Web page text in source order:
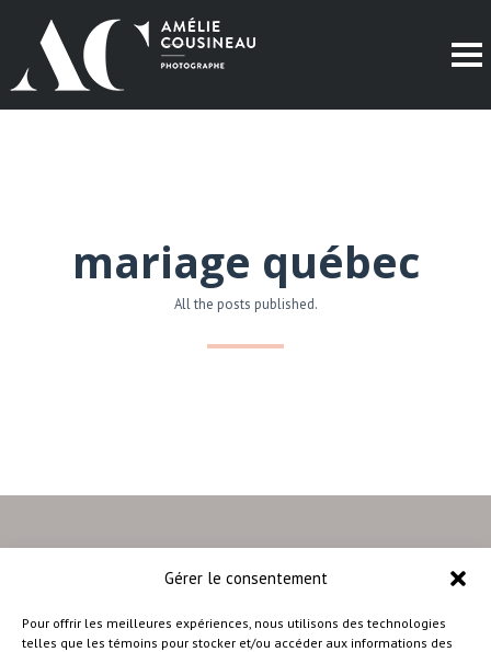
Gérer le consentement
Pour offrir les meilleures expériences, nous utilisons des technologies
telles que les témoins pour stocker et/ou accéder aux informations des
mariage québec
All the posts published.